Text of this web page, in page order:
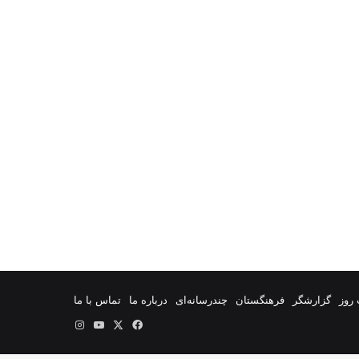
گزارشگر فرهنگستان چندرسانه‌ای درباره ما
تماس با ما
فیس
یوتیوب